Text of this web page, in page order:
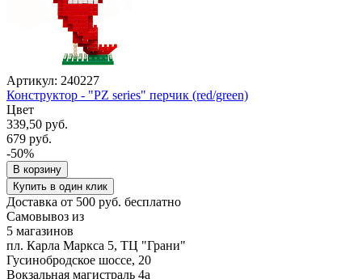
Артикул: 240227
Конструктор - "PZ series" перчик (red/green)
Цвет
339,50 руб.
679 руб.
-50%
В корзину
Купить в один клик
Доставка от 500 руб. бесплатно
Самовывоз из
5 магазинов
пл. Карла Маркса 5, ТЦ "Грани"
Гусинобродское шоссе, 20
Вокзальная магистраль 4а